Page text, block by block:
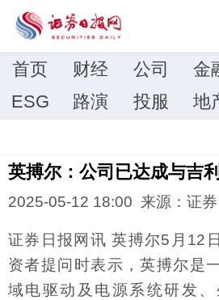
首页 财经 公司 金
ESG
路演 投服 地
英搏尔：公司已达成与吉
2025-05-12 18:00 来源：证券
证券日报网讯 英搏尔5月12
资者提问时表示，英搏尔是
域电驱动及电源系统研发